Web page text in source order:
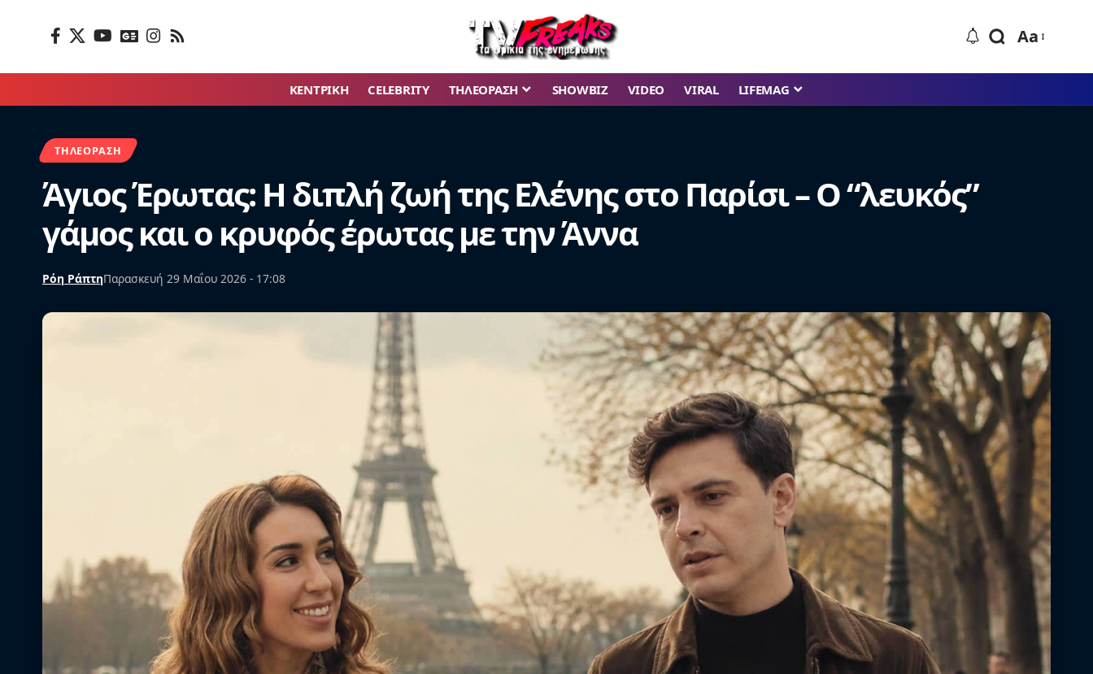
Aa
ΚΕΝΤΡΙΚΗ CELEBRITY ΤΗΛΕΟΡΑΣΗ SHOWBIZ VIDEO VIRAL LIFEMAG
ΤΗΛΕΌΡΑΣΗ
Άγιος Έρωτας: Η διπλή ζωή της Ελένης στο Παρίσι – Ο “λευκός”
γάμος και ο κρυφός έρωτας με την Άννα
Ρόη ΡάπτηΠαρασκευή 29 Μαΐου 2026 - 17:08